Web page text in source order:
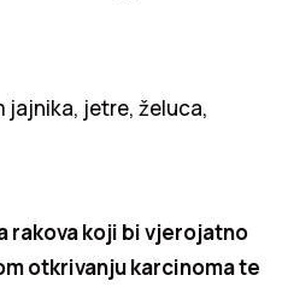
jajnika, jetre, želuca,
rakova koji bi vjerojatno
otkrivanju karcinoma te